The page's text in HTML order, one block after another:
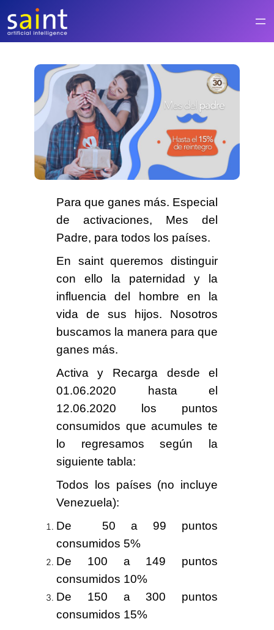
contenido
Para que ganes más. Especial
de activaciones, Mes del
Padre, para todos los países.
En saint queremos distinguir
con ello la paternidad
y la
influencia del hombre en la
vida de sus hijos. Nosotros
buscamos la manera para que
ganes más.
Activa y Recarga desde el
01.06.2020 hasta el
12.06.2020 los puntos
consumidos que acumules te
lo regresamos según la
siguiente tabla:
Todos los países (no incluye
Venezuela):
De
50 a 99 puntos
consumidos 5%
De 100 a 149 puntos
consumidos 10%
De 150 a 300 puntos
consumidos 15%